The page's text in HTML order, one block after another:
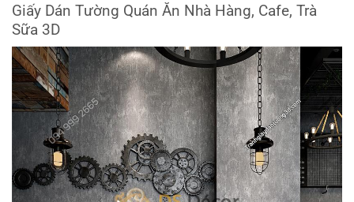
Giấy Dán Tường Quán Ăn Nhà Hàng, Cafe, Trà
Sữa 3D